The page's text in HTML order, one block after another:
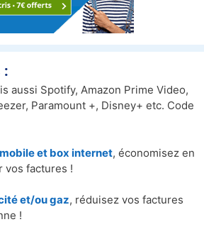
:
aussi Spotify, Amazon Prime Video,
Paramount +, Disney+ etc. Code
et box internet, économisez en
vos factures !
et/ou gaz, réduisez vos factures
!